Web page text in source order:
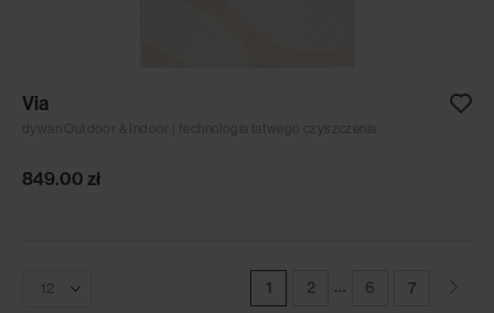
Via
dywan Outdoor & Indoor | technologia łatwego czyszczenia
849.00 zł
1 2 … 6 7